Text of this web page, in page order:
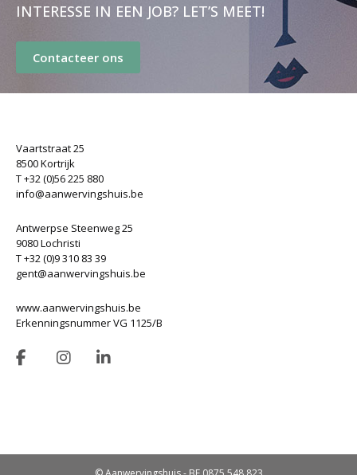
INTERESSE IN EEN JOB? LET’S MEET!
Contacteer ons
Vaartstraat 25
8500 Kortrijk
T +32 (0)56 225 880
info@aanwervingshuis.be
Antwerpse Steenweg 25
9080 Lochristi
T +32 (0)9 310 83 39
gent@aanwervingshuis.be
www.aanwervingshuis.be
Erkenningsnummer VG 1125/B